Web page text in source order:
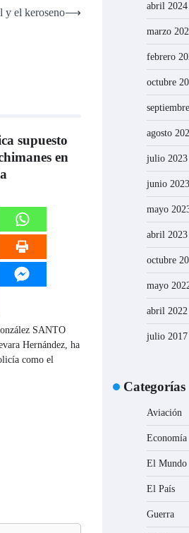
y el keroseno⟶
supuesto
en
SANTO
Hernández, ha
como el
abril 2024
marzo
febrero
octubre
agosto
julio 2023
junio 2023
mayo
abril 2023
octubre
mayo
abril 2022
julio 2017
Categorías
Aviación
Economía
El Mundo
El País
Guerra